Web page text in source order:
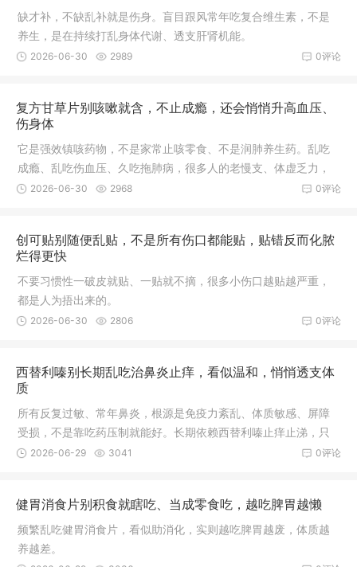
缺才补，不缺乱补就是伤身。盲目跟风常年吃复合维生素，不是
养生，是在持续打乱身体代谢、透支肝肾机能。
0评论
2026-06-30 2989
复方甘草片别咳嗽就含，不止成瘾，还会悄悄升高血压、
伤身体
它是强效镇咳药物，不是家常止咳零食、不是润肺养生药。乱吃
成瘾、乱吃伤血压、久吃拖肺病，很多人的老慢支、体虚乏力，
都是乱吃甘草片拖出来的。
0评论
2026-06-30 2968
创可贴别随便乱贴，不是所有伤口都能贴，贴错反而化脓
烂得更快
不要习惯性一破皮就贴、一贴就不摘，很多小伤口越贴越严重，
都是人为捂出来的。
0评论
2026-06-30 2806
西替利嗪别长期乱吃治鼻炎止痒，看似温和，悄悄透支体
质
所有反复过敏、常年鼻炎，根源是免疫力紊乱、体质敏感、屏障
受损，不是靠吃药压制就能好。长期依赖西替利嗪止痒止涕，只
是掩盖症状，越拖体质越敏感，过敏越难根治。
0评论
2026-06-29 3041
健胃消食片别积食就瞎吃、当成零食吃，越吃脾胃越懒
频繁乱吃健胃消食片，看似助消化，实则越吃脾胃越废，体质越
养越差。